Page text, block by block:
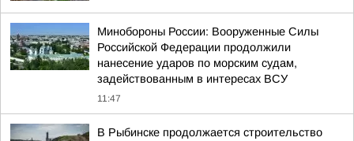
Минобороны России: Вооруженные Силы
Российской Федерации продолжили
нанесение ударов по морским судам,
задействованным в интересах ВСУ
11:47
В Рыбинске продолжается строительство